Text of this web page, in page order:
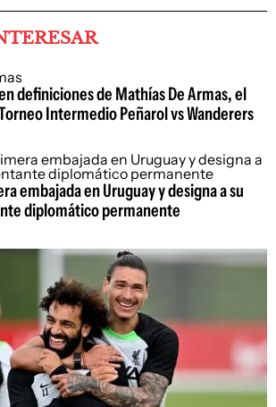
definiciones de Mathías De Armas, el
Intermedio Peñarol vs Wanderers
embajada en Uruguay y designa a su
diplomático permanente